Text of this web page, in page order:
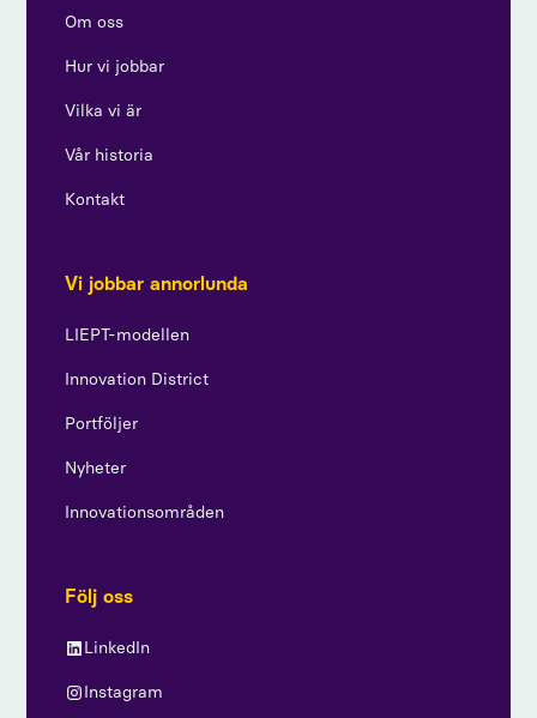
Om oss
Hur vi jobbar
Vilka vi är
Vår historia
Kontakt
Vi jobbar annorlunda
LIEPT-modellen
Innovation District
Portföljer
Nyheter
Innovationsområden
Följ oss
LinkedIn
Instagram